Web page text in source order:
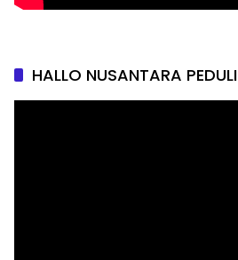
HALLO NUSANTARA PEDULI